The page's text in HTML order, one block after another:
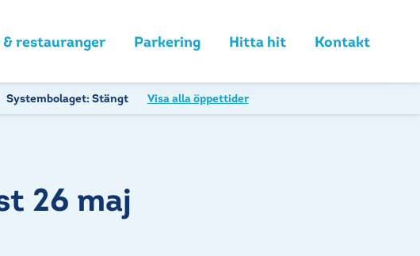
restauranger Parkering Hitta hit Kontakt
Systembolaget: Stängt Visa alla öppettider
26 maj